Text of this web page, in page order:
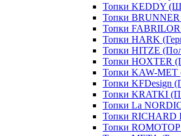
Топки KEDDY
Топки BRUNNER
Топки
Топки HARK
Топки HITZE
Топки HOXTER
Топки KAW-MET
Топки KFDesign
Топки KRATKI
Топки La
Топки RICHARD
Топки